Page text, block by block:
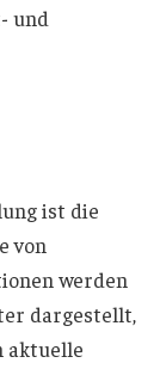
und
ist die
von
werden
dargestellt,
aktuelle